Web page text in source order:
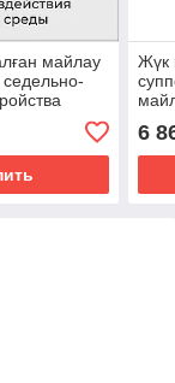
майлау
(стик-
1421
Жүк
6